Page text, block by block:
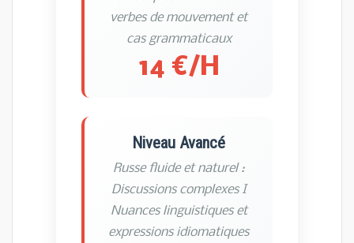
verbes de mouvement et
cas grammaticaux
14 €/H
Niveau Avancé
Russe fluide et naturel :
Discussions complexes I
Nuances linguistiques et
expressions idiomatiques